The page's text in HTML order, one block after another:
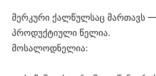
მერკური ქალწულსაც მართავს
პროდუქტიული წელია.
მოსალოდნელია: